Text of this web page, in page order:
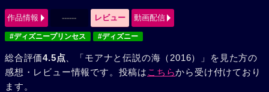
作品情報 ------ レビュー 動画配信
#ディズニープリンセス #ディズニー
総合評価4.5点 、「モアナと伝説の海（2016）」を見た方の
感想・レビュー情報です。投稿は こちらから受け付けており
ます。